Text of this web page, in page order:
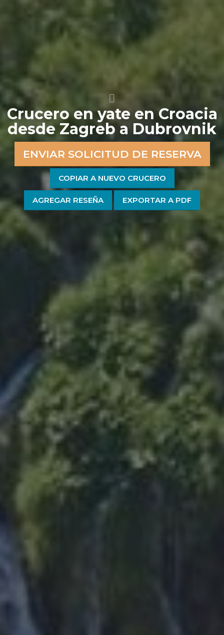
Crucero en yate en Croacia
desde Zagreb a Dubrovnik
ENVIAR SOLICITUD DE RESERVA
COPIAR A NUEVO CRUCERO
AGREGAR RESEÑA EXPORTAR A PDF